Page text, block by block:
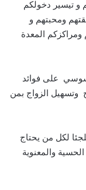
و تيسير دخولكم
ومحبتهم و
ومراكزكم المعدة
على فوائد
وتسهيل الزواج بمن
لكل من يحتاج
والمعنوية